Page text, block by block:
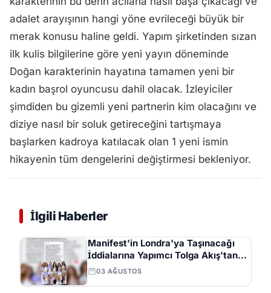
adalet arayışının hangi yöne evrileceği büyük bir
merak konusu haline geldi. Yapım şirketinden sızan
ilk kulis bilgilerine göre yeni yayın döneminde
Doğan karakterinin hayatına tamamen yeni bir
kadın başrol oyuncusu dahil olacak. İzleyiciler
şimdiden bu gizemli yeni partnerin kim olacağını ve
diziye nasıl bir soluk getireceğini tartışmaya
başlarken kadroya katılacak olan 1 yeni ismin
hikayenin tüm dengelerini değiştirmesi bekleniyor.
İlgili Haberler
Manifest'in Londra'ya Taşınacağı
İddialarına Yapımcı Tolga Akış'tan
Açıklama
03 AĞUSTOS